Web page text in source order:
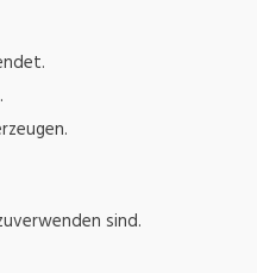
sind.